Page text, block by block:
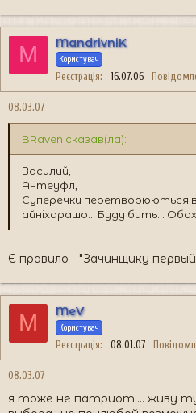
M MandrivniK
Користувач
Реєстрація 16.07.06
08.03.07
BRaven сказав(ла):
Василий,
Антеуфл,
Суперечки перетворюються в
айніхарашо... Буду бить...
Є правило - "Зачинщику
M MeV
Користувач
Реєстрація 08.01.07
08.03.07
я тоже не патриот.... живу